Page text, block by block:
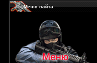
Меню сайта